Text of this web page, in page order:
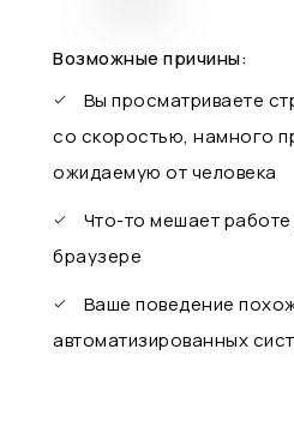
Возможные причины:
Вы просматриваете
со скоростью, намного
ожидаемую от человека
Что-то мешает
браузере
Ваше поведение
автоматизированных